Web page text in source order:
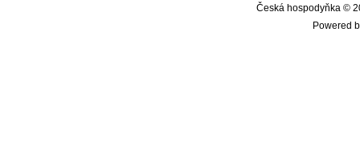
Česká hospodyňka ©
Powered